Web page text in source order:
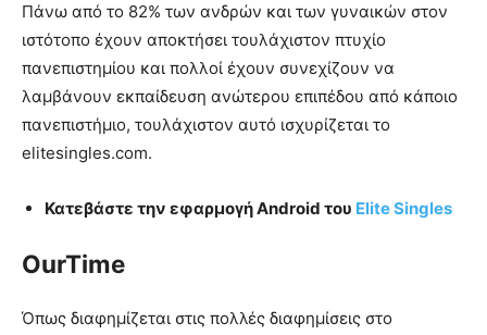
Πάνω από το 82% των ανδρών και των γυναικών στον
ιστότοπο έχουν αποκτήσει τουλάχιστον πτυχίο
πανεπιστημίου και πολλοί έχουν συνεχίζουν να
λαμβάνουν εκπαίδευση ανώτερου επιπέδου από κάποιο
πανεπιστήμιο, τουλάχιστον αυτό ισχυρίζεται το
elitesingles.com.
Κατεβάστε την εφαρμογή Android του Elite Singles
OurTime
Όπως διαφημίζεται στις πολλές διαφημίσεις στο